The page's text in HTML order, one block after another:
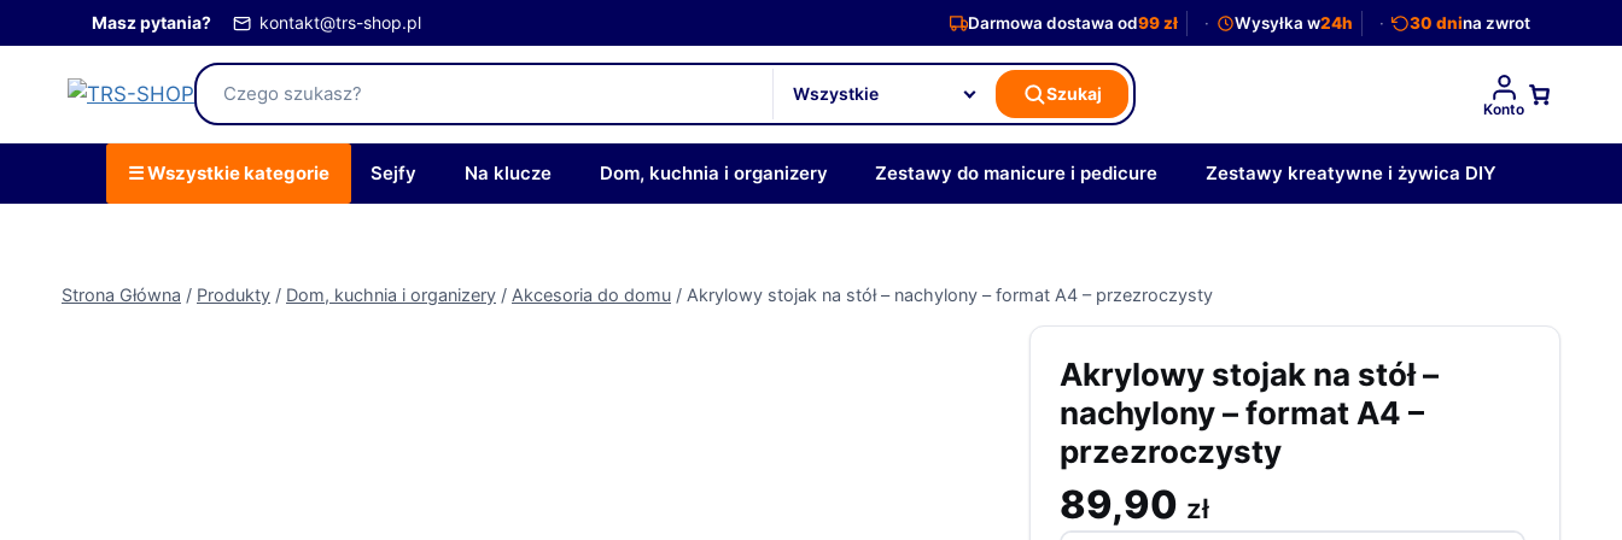
do
Masz pytania? kontakt@trs-shop.pl Darmowa dostawa od99 zł Wysyłka w24h 30 dnina zwrot
Szukaj
Konto
☰ Wszystkie kategorie Sejfy Na klucze Dom, kuchnia i organizery Zestawy do manicure i pedicure Zestawy kreatywne i żywica DIY
Strona Główna / Produkty / Dom, kuchnia i organizery / Akcesoria do domu / Akrylowy stojak na stół – nachylony – format A4 – przezroczysty
Akrylowy stojak na stół –
nachylony – format A4 –
przezroczysty
89,90 zł